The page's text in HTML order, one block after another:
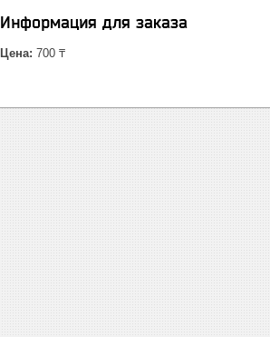
Информация для заказа
Цена: 700 ₸